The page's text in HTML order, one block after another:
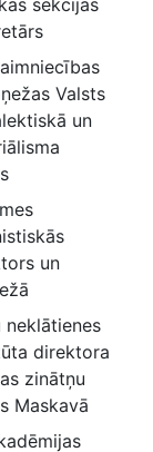
sekcijas
Valsts
un
un
neklātienes
direktora
zinātņu
Maskavā